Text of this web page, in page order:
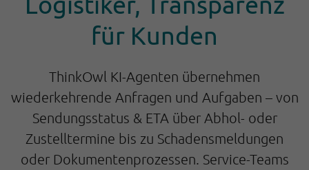
für Kunden
ThinkOwl KI-Agenten übernehmen
wiederkehrende Anfragen und Aufgaben – von
Sendungsstatus & ETA über Abhol- oder
Zustelltermine bis zu Schadensmeldungen
oder Dokumentenprozessen. Service-Teams